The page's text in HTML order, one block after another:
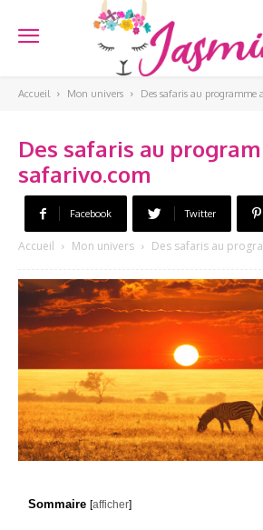
Accueil Mon univers Des safaris au programme
Des safaris au
safarivo.com
Facebook Twitter
Accueil Mon univers Des safaris au
Sommaire [afficher]